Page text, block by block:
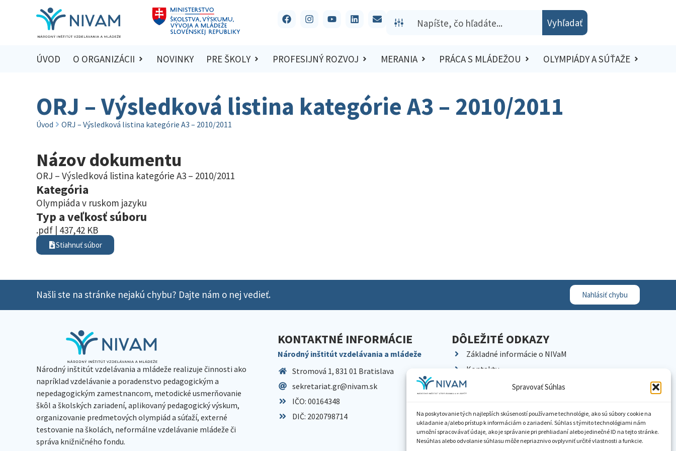
Spravovať Súhlas
Na poskytovanie tých najlepších skúseností používame technológie, ako sú súbory cookie na
ukladanie a/alebo prístup k informáciám o zariadení. Súhlas s týmito technológiami nám
umožní spracovávať údaje, ako je správanie pri prehliadaní alebo jedinečné ID na tejto stránke.
Nesúhlas alebo odvolanie súhlasu môže nepriaznivo ovplyvniť určité vlastnosti a funkcie.
Vyhľadať
ÚVOD O ORGANIZÁCII NOVINKY PRE ŠKOLY PROFESIJNÝ ROZVOJ MERANIA PRÁCA S MLÁDEŽOU OLYMPIÁDY A SÚŤAŽE
ORJ – Výsledková listina kategórie A3 – 2010/2011
Úvod ORJ – Výsledková listina kategórie A3 – 2010/2011
Názov dokumentu
ORJ – Výsledková listina kategórie A3 – 2010/2011
Kategória
Olympiáda v ruskom jazyku
Typ a veľkosť súboru
.pdf | 437,42 KB
Stiahnuť súbor
Našli ste na stránke nejakú chybu? Dajte nám o nej vedieť. Nahlásiť chybu
Národný inštitút vzdelávania a mládeže realizuje činnosti ako
napríklad vzdelávanie a poradenstvo pedagogickým a
nepedagogickým zamestnancom, metodické usmerňovanie
škôl a školských zariadení, aplikovaný pedagogický výskum,
organizovanie predmetových olympiád a súťaží, externé
testovanie na školách, neformálne vzdelávanie mládeže či
správa knižničného fondu.
KONTAKTNÉ INFORMÁCIE
Národný inštitút vzdelávania a mládeže
Stromová 1, 831 01 Bratislava
sekretariat.gr@nivam.sk
IČO: 00164348
DIČ: 2020798714
DÔLEŽITÉ ODKAZY
Základné informácie o NIVaM
Kontakty
Kariéra
Pracoviská NIVaM
Dokumenty inštitúcie
Knižnica